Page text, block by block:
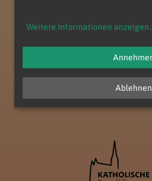
zum Anfang der
Weitere Informationen anzeigen
Ablehnen